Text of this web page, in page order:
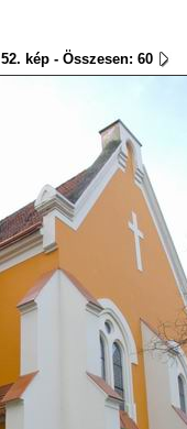
52. kép - Összesen: 60